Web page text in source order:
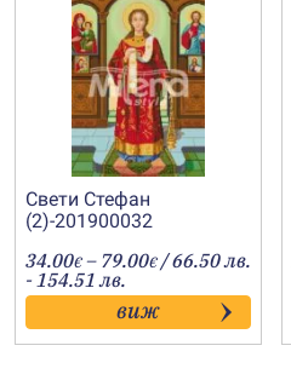
Свети Стефан
(2)-201900032
34.00€ – 79.00€Price
range:
34.00€
through
79.00€
/ 66.50 лв.
- 154.51 лв.
виж